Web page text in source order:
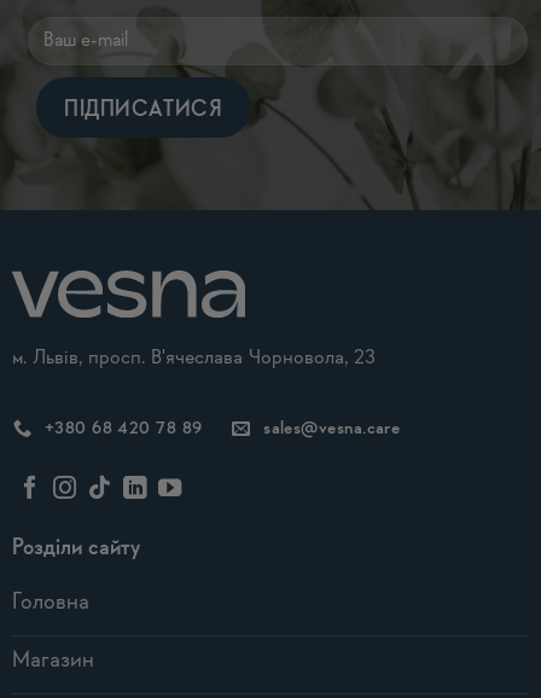
Alternative:
м. Львів, просп. В'ячеслава Чорновола, 23
+380 68 420 78 89 sales@vesna.care
Розділи сайту
Головна
Магазин